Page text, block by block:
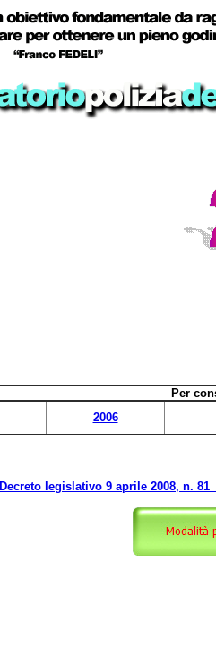
Per
2006
Decreto legislativo 9 aprile 2008, n.